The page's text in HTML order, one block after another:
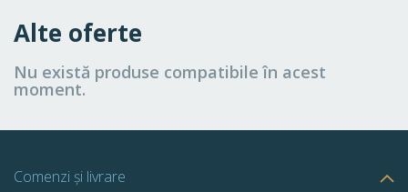
Alte oferte
Nu există produse compatibile în acest
moment.
Comenzi și livrare